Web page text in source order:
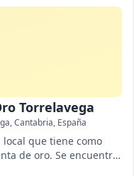
Torrelavega
Cantabria, España
local que tiene como
de oro. Se encuentra